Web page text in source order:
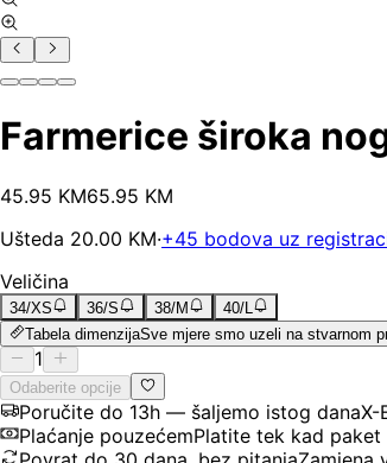
Farmerice široka
45.95 KM65.95 KM
Ušteda 20.00 KM·+45 bodova uz
Veličina
34/XS 36/S 38/M
40/L
Tabela dimenzijaSve mjere smo uzeli na stvarnom
1
Odaberite opcije
Poručite do 13h — šaljemo istog danaX-
Plaćanje pouzećemPlatite tek kad paket